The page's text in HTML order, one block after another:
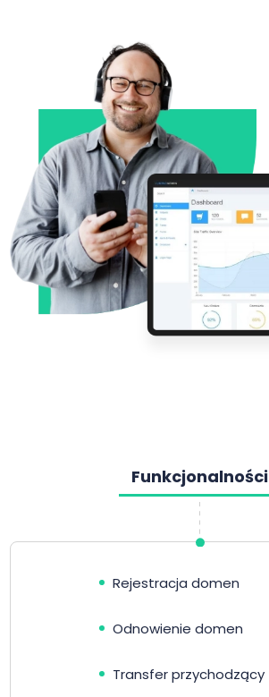
Funkcjonalności
Rejestracja domen
Odnowienie domen
Transfer przychodzący